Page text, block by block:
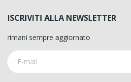
ISCRIVITI ALLA NEWSLETTER
rimani sempre aggiornato